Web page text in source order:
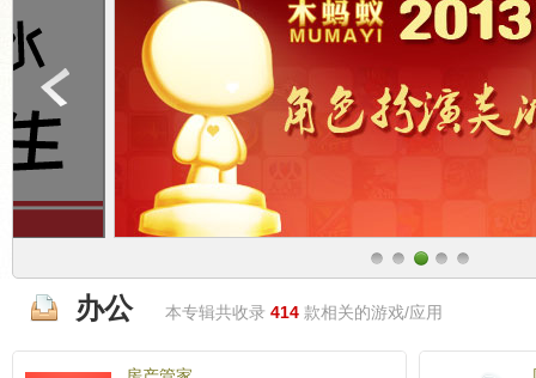
办公 本专辑共收录 414 款相关的游戏/应用